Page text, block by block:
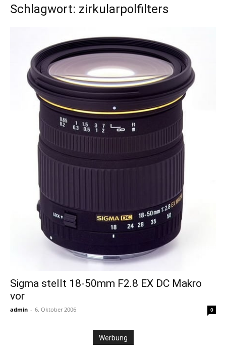
Schlagwort: zirkularpolfilters
Sigma stellt 18-50mm F2.8 EX DC Makro
vor
admin - 6. Oktober 2006 0
Werbung